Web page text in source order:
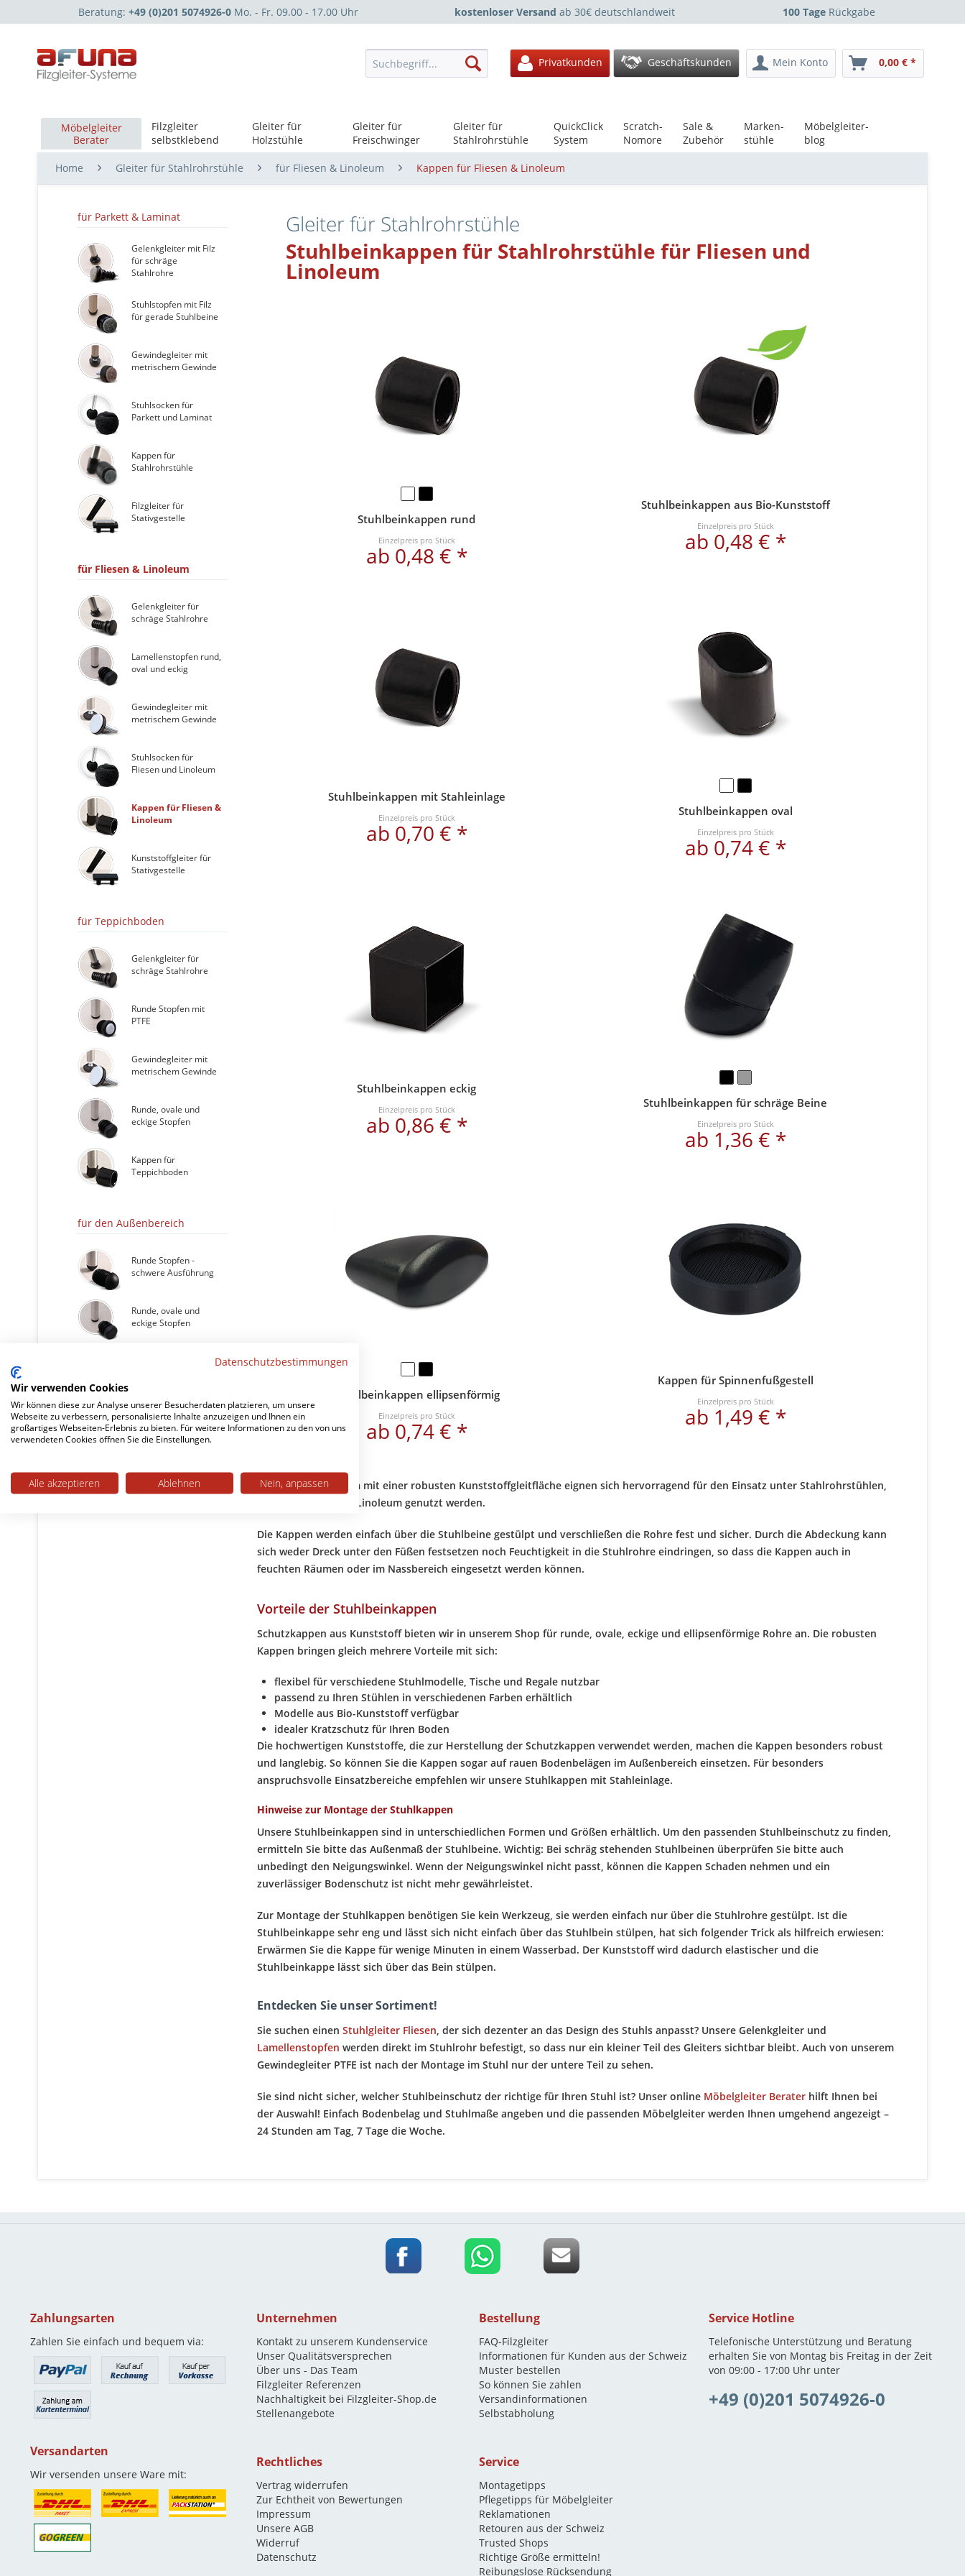
Beratung:+49 (0)201 5074926-0 Mo. - Fr. 09.00 - 17.00 Uhr kostenloser Versand ab 30€ deutschlandweit 100 Tage Rückgabe
Privatkunden Geschäftskunden Mein Konto 0,00 € *
Möbelgleiter
Berater
Filzgleiter
selbstklebend
Gleiter für
Holzstühle
Gleiter für
Freischwinger
Gleiter für
Stahlrohrstühle
QuickClick
System
Scratch-
Nomore
Sale &
Zubehör
Marken-
stühle
Möbelgleiter-
blog
Home Gleiter für Stahlrohrstühle für Fliesen & Linoleum Kappen für Fliesen & Linoleum
für Parkett & Laminat
Gelenkgleiter mit Filz
für schräge
Stahlrohre
Stuhlstopfen mit Filz
für gerade Stuhlbeine
Gewindegleiter mit
metrischem Gewinde
Stuhlsocken für
Parkett und Laminat
Kappen für
Stahlrohrstühle
Filzgleiter für
Stativgestelle
für Fliesen & Linoleum
Gelenkgleiter für
schräge Stahlrohre
Lamellenstopfen rund,
oval und eckig
Gewindegleiter mit
metrischem Gewinde
Stuhlsocken für
Fliesen und Linoleum
Kappen für Fliesen &
Linoleum
Kunststoffgleiter für
Stativgestelle
für Teppichboden
Gelenkgleiter für
schräge Stahlrohre
Runde Stopfen mit
PTFE
Gewindegleiter mit
metrischem Gewinde
Runde, ovale und
eckige Stopfen
Kappen für
Teppichboden
für den Außenbereich
Runde Stopfen -
schwere Ausführung
Runde, ovale und
eckige Stopfen
Gleiter für Stahlrohrstühle
Stuhlbeinkappen für Stahlrohrstühle für Fliesen und
Linoleum
Stuhlbeinkappen rund
Einzelpreis pro Stück
ab 0,48 € *
Stuhlbeinkappen aus Bio-Kunststoff
Einzelpreis pro Stück
ab 0,48 € *
Stuhlbeinkappen mit Stahleinlage
Einzelpreis pro Stück
ab 0,70 € *
Stuhlbeinkappen oval
Einzelpreis pro Stück
ab 0,74 € *
Stuhlbeinkappen eckig
Einzelpreis pro Stück
ab 0,86 € *
Stuhlbeinkappen für schräge Beine
Einzelpreis pro Stück
ab 1,36 € *
Stuhlbeinkappen ellipsenförmig
Einzelpreis pro Stück
ab 0,74 € *
Kappen für Spinnenfußgestell
Einzelpreis pro Stück
ab 1,49 € *
DieStuhlbeinkappen mit einer robusten Kunststoffgleitfläche eignen sich hervorragend für den Einsatz unter Stahlrohrstühlen,
die auf Fliesen oder Linoleum genutzt werden.
Die Kappen werden einfach über die Stuhlbeine gestülpt und verschließen die Rohre fest und sicher. Durch die Abdeckung kann
sich weder Dreck unter den Füßen festsetzen noch Feuchtigkeit in die Stuhlrohre eindringen, so dass die Kappen auch in
feuchten Räumen oder im Nassbereich eingesetzt werden können.
Vorteile der Stuhlbeinkappen
Schutzkappen aus Kunststoff bieten wir in unserem Shop für runde, ovale, eckige und ellipsenförmige Rohre an. Die robusten
Kappen bringen gleich mehrere Vorteile mit sich:
flexibel für verschiedene Stuhlmodelle, Tische und Regale nutzbar
passend zu Ihren Stühlen in verschiedenen Farben erhältlich
Modelle aus Bio-Kunststoff verfügbar
idealer Kratzschutz für Ihren Boden
Die hochwertigen Kunststoffe, die zur Herstellung der Schutzkappen verwendet werden, machen die Kappen besonders robust
und langlebig. So können Sie die Kappen sogar auf rauen Bodenbelägen im Außenbereich einsetzen. Für besonders
anspruchsvolle Einsatzbereiche empfehlen wir unsere Stuhlkappen mit Stahleinlage.
Hinweise zur Montage der Stuhlkappen
Unsere Stuhlbeinkappen sind in unterschiedlichen Formen und Größen erhältlich. Um den passenden Stuhlbeinschutz zu finden,
ermitteln Sie bitte das Außenmaß der Stuhlbeine. Wichtig: Bei schräg stehenden Stuhlbeinen überprüfen Sie bitte auch
unbedingt den Neigungswinkel. Wenn der Neigungswinkel nicht passt, können die Kappen Schaden nehmen und ein
zuverlässiger Bodenschutz ist nicht mehr gewährleistet.
Zur Montage der Stuhlkappen benötigen Sie kein Werkzeug, sie werden einfach nur über die Stuhlrohre gestülpt. Ist die
Stuhlbeinkappe sehr eng und lässt sich nicht einfach über das Stuhlbein stülpen, hat sich folgender Trick als hilfreich erwiesen:
Erwärmen Sie die Kappe für wenige Minuten in einem Wasserbad. Der Kunststoff wird dadurch elastischer und die
Stuhlbeinkappe lässt sich über das Bein stülpen.
Entdecken Sie unser Sortiment!
Sie suchen einen Stuhlgleiter Fliesen, der sich dezenter an das Design des Stuhls anpasst? Unsere Gelenkgleiter und
Lamellenstopfen werden direkt im Stuhlrohr befestigt, so dass nur ein kleiner Teil des Gleiters sichtbar bleibt. Auch von unserem
Gewindegleiter PTFE ist nach der Montage im Stuhl nur der untere Teil zu sehen.
Sie sind nicht sicher, welcher Stuhlbeinschutz der richtige für Ihren Stuhl ist? Unser online Möbelgleiter Berater hilft Ihnen bei
der Auswahl! Einfach Bodenbelag und Stuhlmaße angeben und die passenden Möbelgleiter werden Ihnen umgehend angezeigt –
24 Stunden am Tag, 7 Tage die Woche.
Zahlungsarten
Zahlen Sie einfach und bequem via:
Versandarten
Wir versenden unsere Ware mit:
Unternehmen
Kontakt zu unserem Kundenservice
Unser Qualitätsversprechen
Über uns - Das Team
Filzgleiter Referenzen
Nachhaltigkeit bei Filzgleiter-Shop.de
Stellenangebote
Bestellung
FAQ-Filzgleiter
Informationen für Kunden aus der Schweiz
Muster bestellen
So können Sie zahlen
Versandinformationen
Selbstabholung
Rechtliches
Vertrag widerrufen
Zur Echtheit von Bewertungen
Impressum
Unsere AGB
Widerruf
Datenschutz
Service
Montagetipps
Pflegetipps für Möbelgleiter
Reklamationen
Retouren aus der Schweiz
Trusted Shops
Richtige Größe ermitteln!
Reibungslose Rücksendung
Service Hotline
Telefonische Unterstützung und Beratung
erhalten Sie von Montag bis Freitag in der Zeit
von 09:00 - 17:00 Uhr unter
+49 (0)201 5074926-0
Datenschutzbestimmungen
Wir verwenden Cookies
Wir können diese zur Analyse unserer Besucherdaten platzieren, um unsere
Webseite zu verbessern, personalisierte Inhalte anzuzeigen und Ihnen ein
großartiges Webseiten-Erlebnis zu bieten. Für weitere Informationen zu den von uns
verwendeten Cookies öffnen Sie die Einstellungen.
Alle akzeptieren Ablehnen Nein, anpassen